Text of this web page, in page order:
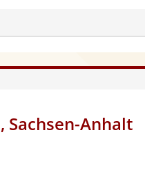
Sachsen-Anhalt